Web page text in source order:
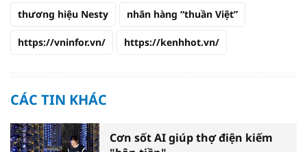
thương hiệu Nesty nhãn hàng “thuần Việt”
https://vninfor.vn/ https://kenhhot.vn/
CÁC TIN KHÁC
Cơn sốt AI giúp thợ điện kiếm